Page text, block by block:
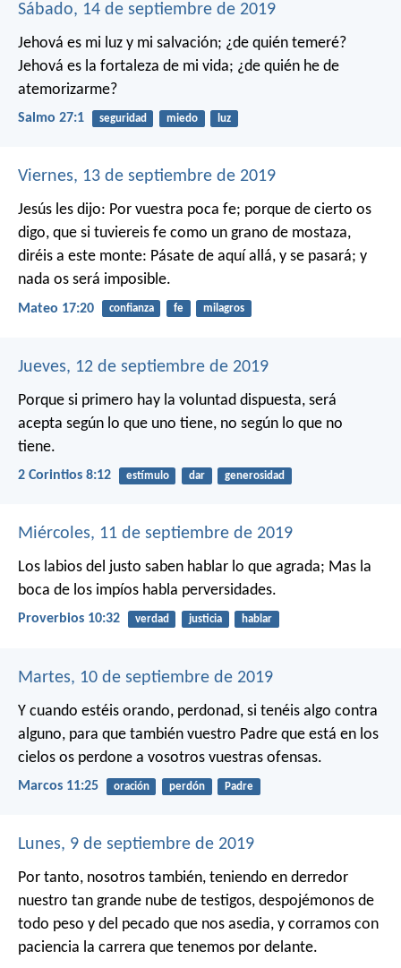
Sábado, 14 de septiembre de 2019
Jehová es mi luz y mi salvación; ¿de quién temeré?
Jehová es la fortaleza de mi vida; ¿de quién he de
atemorizarme?
Salmo 27:1 seguridad miedo luz
Viernes, 13 de septiembre de 2019
Jesús les dijo: Por vuestra poca fe; porque de cierto os
digo, que si tuviereis fe como un grano de mostaza,
diréis a este monte: Pásate de aquí allá, y se pasará; y
nada os será imposible.
Mateo 17:20 confianza fe milagros
Jueves, 12 de septiembre de 2019
Porque si primero hay la voluntad dispuesta, será
acepta según lo que uno tiene, no según lo que no
tiene.
2 Corintios 8:12 estímulo dar generosidad
Miércoles, 11 de septiembre de 2019
Los labios del justo saben hablar lo que agrada; Mas la
boca de los impíos habla perversidades.
Proverbios 10:32 verdad justicia hablar
Martes, 10 de septiembre de 2019
Y cuando estéis orando, perdonad, si tenéis algo contra
alguno, para que también vuestro Padre que está en los
cielos os perdone a vosotros vuestras ofensas.
Marcos 11:25 oración perdón Padre
Lunes, 9 de septiembre de 2019
Por tanto, nosotros también, teniendo en derredor
nuestro tan grande nube de testigos, despojémonos de
todo peso y del pecado que nos asedia, y corramos con
paciencia la carrera que tenemos por delante.